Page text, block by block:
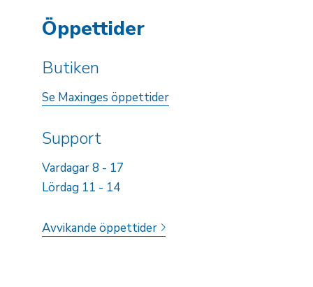
Öppettider
Butiken
Se Maxinges öppettider
Support
Vardagar 8 - 17
Lördag 11 - 14
Avvikande öppettider